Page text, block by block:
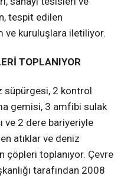
tespit edilen
ve kuruluşlara iletiliyor.
TOPLANIYOR
süpürgesi, 2 kontrol
gemisi, 3 amfibi sulak
ve 2 dere bariyeriyle
atıklar ve deniz
çöpleri toplanıyor. Çevre
tarafından 2008